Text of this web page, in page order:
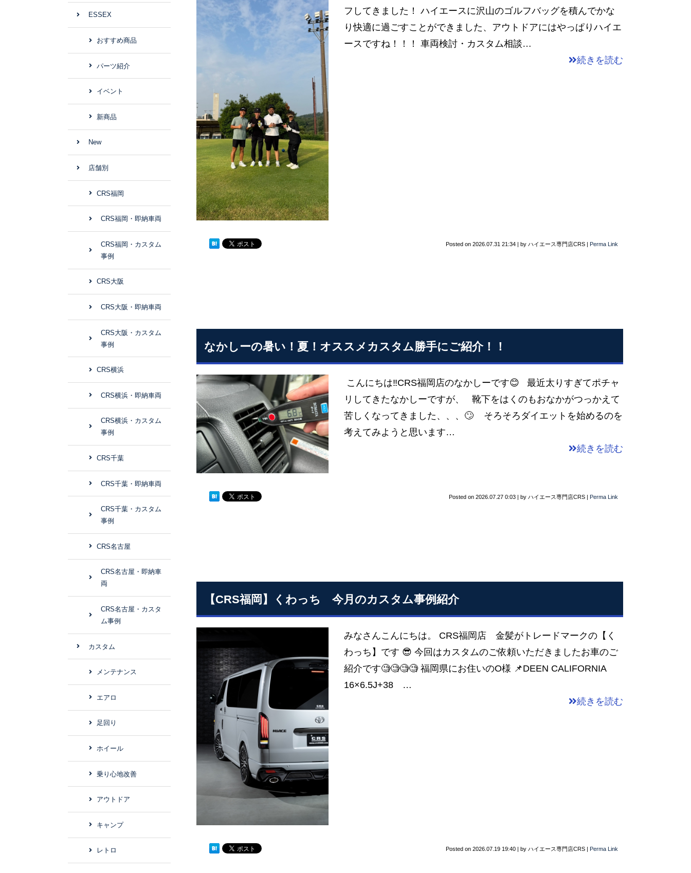
フしてきました！ ハイエースに沢山のゴルフバッグを積んでかな
り快適に過ごすことができました、アウトドアにはやっぱりハイエ
ースですね！！！ 車両検討・カスタム相談…
続きを読む
Posted on 2026.07.31 21:34 | by ハイエース専門店CRS | Perma Link
なかしーの暑い！夏！オススメカスタム勝手にご紹介！！
こんにちは‼CRS福岡店のなかしーです😊 最近太りすぎてポチャ
リしてきたなかしーですが、 靴下をはくのもおなかがつっかえて
苦しくなってきました、、、🙄 そろそろダイエットを始めるのを
考えてみようと思います…
続きを読む
Posted on 2026.07.27 0:03 by ハイエース専門店CRS Perma Link
【CRS福岡】くわっち 今月のカスタム事例紹介
みなさんこんにちは。 CRS福岡店 金髪がトレードマークの【く
わっち】です 😎 今回はカスタムのご依頼いただきましたお車のご
紹介です🧐🧐🧐🧐 福岡県にお住いのO様 📌DEEN CALIFORNIA
16×6.5J+38 …
続きを読む
Posted on 2026.07.19 19:40 by ハイエース専門店CRS Perma Link
ESSEX
おすすめ商品
パーツ紹介
イベント
新商品
New
店舗別
CRS福岡
CRS福岡・即納車両
CRS福岡・カスタム
事例
CRS大阪
CRS大阪・即納車両
CRS大阪・カスタム
事例
CRS横浜
CRS横浜・即納車両
CRS横浜・カスタム
事例
CRS千葉
CRS千葉・即納車両
CRS千葉・カスタム
事例
CRS名古屋
CRS名古屋・即納車
両
CRS名古屋・カスタ
ム事例
カスタム
メンテナンス
エアロ
足回り
ホイール
乗り心地改善
アウトドア
キャンプ
レトロ